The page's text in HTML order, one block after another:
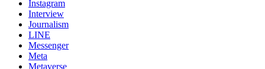
Instagram
Interview
Journalism
LINE
Messenger
Meta
Metaverse